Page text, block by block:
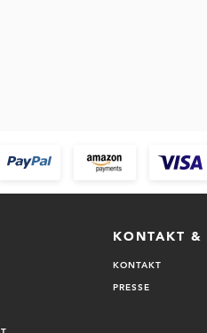
KONTAKT &
KONTAKT
PRESSE
Angebote